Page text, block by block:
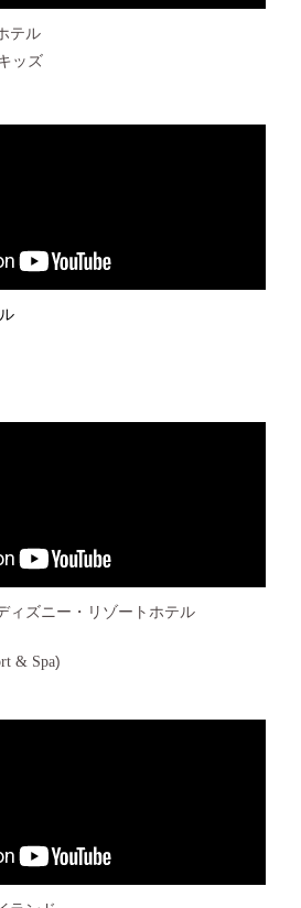
テル
ッズ
ィズニー・リゾートホテル
& Spa)